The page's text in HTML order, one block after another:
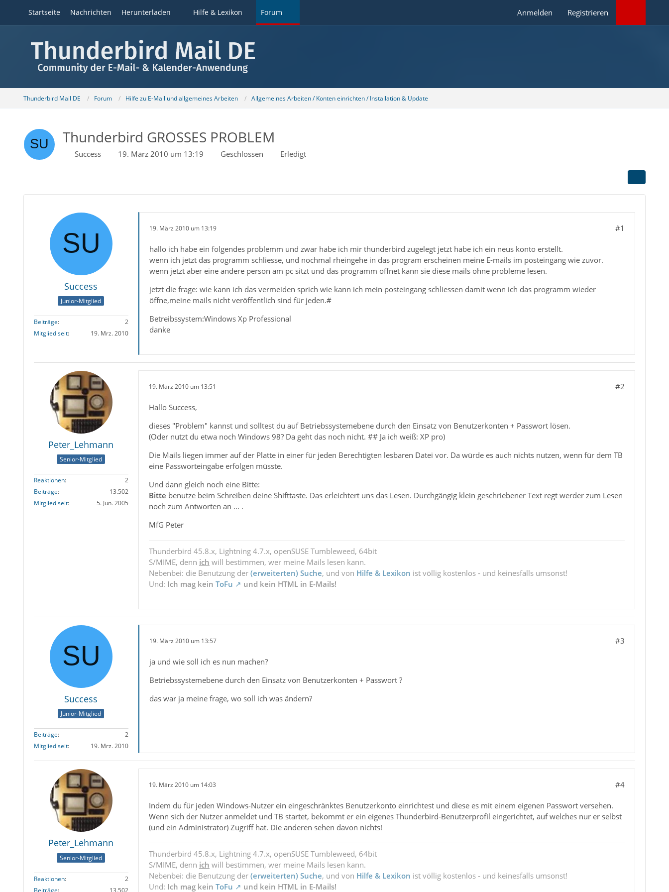
Startseite Nachrichten Herunterladen Hilfe & Lexikon Forum Anmelden Registrieren
Thunderbird Mail DE Forum Hilfe zu E-Mail und allgemeines Arbeiten Allgemeines Arbeiten / Konten einrichten / Installation & Update
Thunderbird GROSSES PROBLEM
Success 19. März 2010 um 13:19 Geschlossen Erledigt
Success
Junior-Mitglied
Beiträge
2
Mitglied seit
19. Mrz. 2010
19. März 2010 um 13:19 #1
hallo ich habe ein folgendes problemm und zwar habe ich mir thunderbird zugelegt jetzt habe ich ein neus konto erstellt.
wenn ich jetzt das programm schliesse, und nochmal rheingehe in das program erscheinen meine E-mails im posteingang wie zuvor.
wenn jetzt aber eine andere person am pc sitzt und das programm öffnet kann sie diese mails ohne probleme lesen.
jetzt die frage: wie kann ich das vermeiden sprich wie kann ich mein posteingang schliessen damit wenn ich das programm wieder
öffne,meine mails nicht veröffentlich sind für jeden.#
Betreibssystem:Windows Xp Professional
danke
Peter_Lehmann
Senior-Mitglied
Reaktionen
2
Beiträge
13.502
Mitglied seit
5. Jun. 2005
19. März 2010 um 13:51 #2
Hallo Success,
dieses "Problem" kannst und solltest du auf Betriebssystemebene durch den Einsatz von Benutzerkonten + Passwort lösen.
(Oder nutzt du etwa noch Windows 98? Da geht das noch nicht. ## Ja ich weiß: XP pro)
Die Mails liegen immer auf der Platte in einer für jeden Berechtigten lesbaren Datei vor. Da würde es auch nichts nutzen, wenn für dem TB
eine Passworteingabe erfolgen müsste.
Und dann gleich noch eine Bitte:
Bitte benutze beim Schreiben deine Shifttaste. Das erleichtert uns das Lesen. Durchgängig klein geschriebener Text regt werder zum Lesen
noch zum Antworten an ... .
MfG Peter
Thunderbird 45.8.x, Lightning 4.7.x, openSUSE Tumbleweed, 64bit
S/MIME, denn ich will bestimmen, wer meine Mails lesen kann.
Nebenbei: die Benutzung der (erweiterten) Suche, und von Hilfe & Lexikon ist völlig kostenlos - und keinesfalls umsonst!
Und: Ich mag kein ToFu und kein HTML in E-Mails!
Success
Junior-Mitglied
Beiträge
2
Mitglied seit
19. Mrz. 2010
19. März 2010 um 13:57 #3
ja und wie soll ich es nun machen?
Betriebssystemebene durch den Einsatz von Benutzerkonten + Passwort ?
das war ja meine frage, wo soll ich was ändern?
Peter_Lehmann
Senior-Mitglied
Reaktionen
2
Beiträge
13.502
19. März 2010 um 14:03 #4
Indem du für jeden Windows-Nutzer ein eingeschränktes Benutzerkonto einrichtest und diese es mit einem eigenen Passwort versehen.
Wenn sich der Nutzer anmeldet und TB startet, bekommt er ein eigenes Thunderbird-Benutzerprofil eingerichtet, auf welches nur er selbst
(und ein Administrator) Zugriff hat. Die anderen sehen davon nichts!
Thunderbird 45.8.x, Lightning 4.7.x, openSUSE Tumbleweed, 64bit
S/MIME, denn ich will bestimmen, wer meine Mails lesen kann.
Nebenbei: die Benutzung der (erweiterten) Suche, und von Hilfe & Lexikon ist völlig kostenlos - und keinesfalls umsonst!
Und: Ich mag kein ToFu und kein HTML in E-Mails!